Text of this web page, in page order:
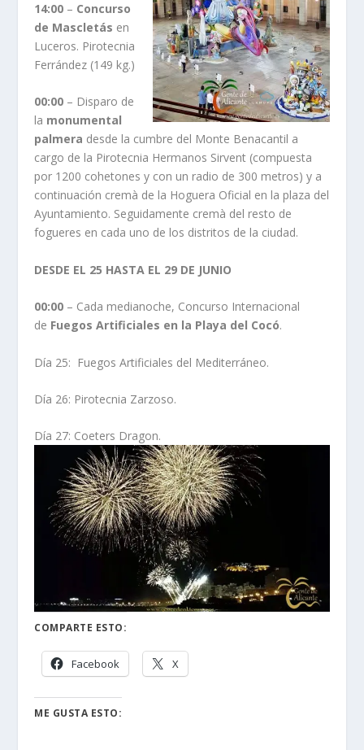
14:00 – Concurso
de Mascletás en
Luceros. Pirotecnia
Ferrández (149 kg.)
00:00 – Disparo de
la monumental
palmera desde la cumbre del Monte Benacantil a
cargo de la Pirotecnia Hermanos Sirvent (compuesta
por 1200 cohetones y con un radio de 300 metros) y a
continuación cremà de la Hoguera Oficial en la plaza del
Ayuntamiento. Seguidamente cremà del resto de
fogueres en cada uno de los distritos de la ciudad.
DESDE EL 25 HASTA EL 29 DE JUNIO
00:00 – Cada medianoche, Concurso Internacional
de Fuegos Artificiales en la Playa del Cocó.
Día 25: Fuegos Artificiales del Mediterráneo.
Día 26: Pirotecnia Zarzoso.
Día 27: Coeters Dragon.
COMPARTE ESTO:
Facebook X
ME GUSTA ESTO: